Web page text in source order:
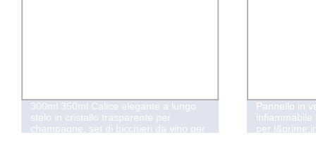
300ml 350ml Calice elegante a lungo
stelo in cristallo trasparente per
champagne, set di bicchieri da vino per
Pannello in
per